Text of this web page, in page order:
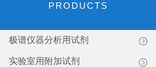
PRODUCTS
极谱仪器分析用试剂
实验室用附加试剂